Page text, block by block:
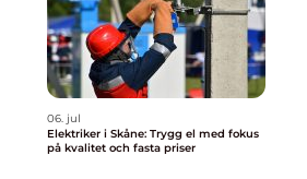
06. jul
Elektriker i Skåne: Trygg el med fokus
på kvalitet och fasta priser